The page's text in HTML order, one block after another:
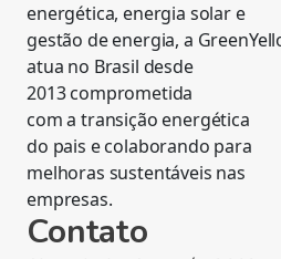
energética, energia solar e
gestão de energia, a
atua no Brasil desde
2013 comprometida
com a transição energética
do pais e colaborando para
melhoras sustentáveis nas
empresas.
Contato